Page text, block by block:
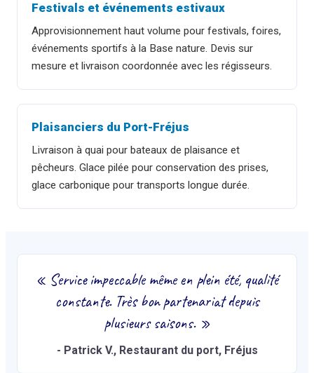
Festivals et événements estivaux
Approvisionnement haut volume pour festivals, foires,
événements sportifs à la Base nature. Devis sur
mesure et livraison coordonnée avec les régisseurs.
Plaisanciers du Port-Fréjus
Livraison à quai pour bateaux de plaisance et
pêcheurs. Glace pilée pour conservation des prises,
glace carbonique pour transports longue durée.
« Service impeccable même en plein été, qualité
constante. Très bon partenariat depuis
plusieurs saisons.»
- Patrick V., Restaurant du port, Fréjus